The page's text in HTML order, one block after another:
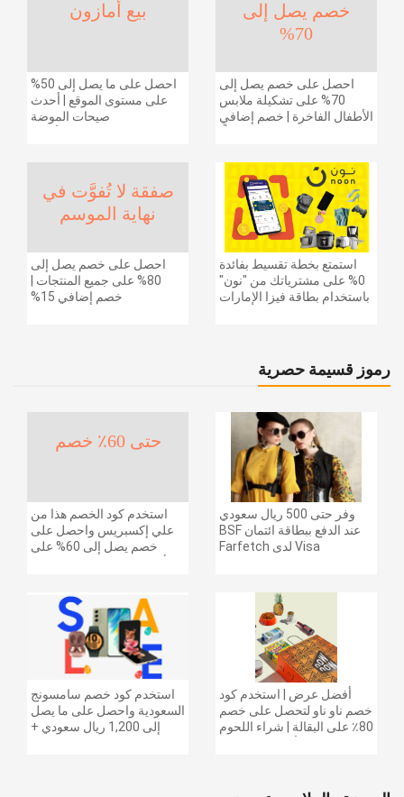
بيع أمازون
احصل على ما يصل إلى 50%
على مستوى الموقع | أحدث
صيحات الموضة
خصم يصل إلى
70%
احصل على خصم يصل إلى
70% على تشكيلة ملابس
الأطفال الفاخرة | خصم إضافي
صفقة لا تُفوَّت في
نهاية الموسم
احصل على خصم يصل إلى
80% على جميع المنتجات |
خصم إضافي 15%
استمتع بخطة تقسيط بفائدة
0% على مشترياتك من "نون"
باستخدام بطاقة فيزا الإمارات
رموز قسيمة حصرية
حتى 60٪ خصم
استخدم كود الخصم هذا من
علي إكسبريس واحصل على
خصم يصل إلى 60% على
بقيمة 155 دولارًا أمريكيًا على
الطلبات التي تزيد قيمتها عن
1425 ريالًا سعوديًا | شحن مج
وفر حتى 500 ريال سعودي
عند الدفع ببطاقة ائتمان BSF
Visa لدى Farfetch
استخدم كود خصم سامسونج
السعودية واحصل على ما يصل
إلى 1,200 ريال سعودي +
أفضل عرض | استخدم كود
خصم ناو ناو لتحصل على خصم
80٪ على البقالة | شراء اللحوم